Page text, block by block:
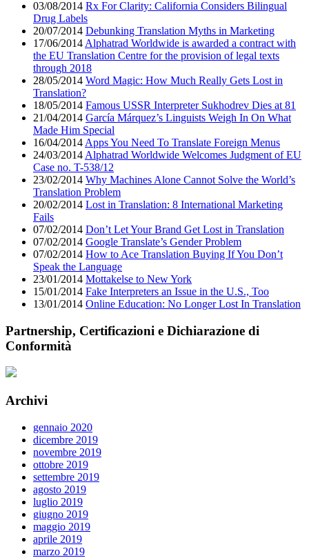
03/08/2014 Rx For Clarity: California Considers Bilingual
Drug Labels
20/07/2014 Debunking Translation Myths in Marketing
17/06/2014 Alphatrad Worldwide is awarded a contract with
the EU Translation Centre for the provision of legal texts
through 2018
28/05/2014 Word Magic: How Much Really Gets Lost in
Translation?
18/05/2014 Famous USSR Interpreter Sukhodrev Dies at 81
21/04/2014 García Márquez’s Linguists Weigh In On What
Made Him Special
16/04/2014 Apps You Need To Translate Foreign Menus
24/03/2014 Alphatrad Worldwide Welcomes Judgment of EU
Case no. T-538/12
23/02/2014 Why Machines Alone Cannot Solve the World’s
Translation Problem
20/02/2014 Lost in Translation: 8 International Marketing
Fails
07/02/2014 Don’t Let Your Brand Get Lost in Translation
07/02/2014 Google Translate’s Gender Problem
07/02/2014 How to Ace Translation Buying If You Don’t
Speak the Language
23/01/2014 Mottakelse to New York
15/01/2014 Fake Interpreters an Issue in the U.S., Too
13/01/2014 Online Education: No Longer Lost In Translation
Partnership, Certificazioni e Dichiarazione di
Conformità
Archivi
gennaio 2020
dicembre 2019
novembre 2019
ottobre 2019
settembre 2019
agosto 2019
luglio 2019
giugno 2019
maggio 2019
aprile 2019
marzo 2019